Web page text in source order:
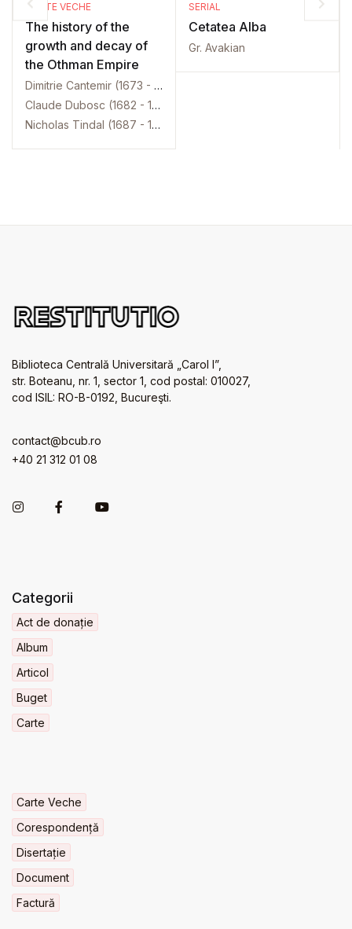
CARTE VECHE
The history of the
growth and decay of
the Othman Empire
Dimitrie Cantemir (1673 - 1723)
Claude Dubosc (1682 - 1745)
Nicholas Tindal (1687 - 1774)
SERIAL
Cetatea Alba
Gr. Avakian
Biblioteca Centrală Universitară „Carol I”,
str. Boteanu, nr. 1, sector 1, cod postal: 010027,
cod ISIL: RO-B-0192, Bucureşti.
contact@bcub.ro
+40 21 312 01 08
Categorii
Act de donație
Album
Articol
Buget
Carte
Carte Veche
Corespondență
Disertație
Document
Factură